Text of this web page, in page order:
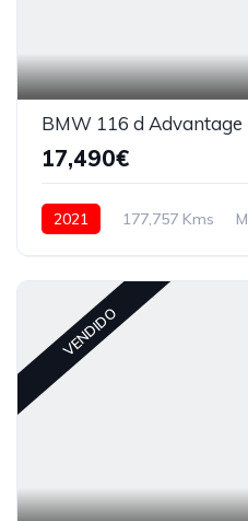
BMW 116 d Advantage
17,490€
2021 177,757 Kms
VENDIDO